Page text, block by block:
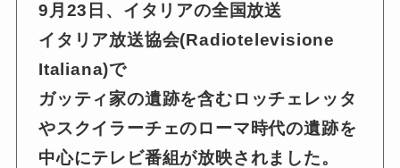
9月23日、イタリアの全国放送
イタリア放送協会(Radiotelevisione
Italiana)で
ガッティ家の遺跡を含むロッチェレッタ
やスクイラーチェのローマ時代の遺跡を
中心にテレビ番組が放映されました。